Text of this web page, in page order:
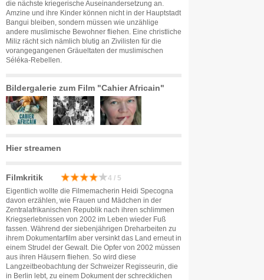
die nächste kriegerische Auseinandersetzung an.
Amzine und ihre Kinder können nicht in der Hauptstadt
Bangui bleiben, sondern müssen wie unzählige
andere muslimische Bewohner fliehen. Eine christliche
Miliz rächt sich nämlich blutig an Zivilisten für die
vorangegangenen Gräueltaten der muslimischen
Séléka-Rebellen.
Bildergalerie zum Film "Cahier Africain"
Hier streamen
Filmkritik 4 / 5
Eigentlich wollte die Filmemacherin Heidi Specogna
davon erzählen, wie Frauen und Mädchen in der
Zentralafrikanischen Republik nach ihren schlimmen
Kriegserlebnissen von 2002 im Leben wieder Fuß
fassen. Während der siebenjährigen Dreharbeiten zu
ihrem Dokumentarfilm aber versinkt das Land erneut in
einem Strudel der Gewalt. Die Opfer von 2002 müssen
aus ihren Häusern fliehen. So wird diese
Langzeitbeobachtung der Schweizer Regisseurin, die
in Berlin lebt, zu einem Dokument der schrecklichen